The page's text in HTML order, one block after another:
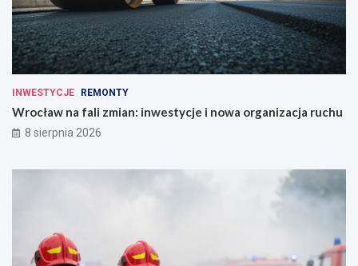
INWESTYCJE REMONTY
Wrocław na fali zmian: inwestycje i nowa organizacja ruchu
8 sierpnia 2026